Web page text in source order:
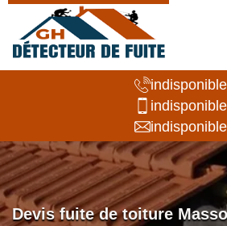
indisponible
indisponible
indisponible
Devis fuite de toiture